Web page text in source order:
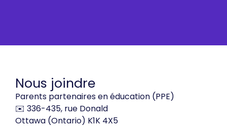
Nous joindre
Parents partenaires en éducation (PPE)
✉️ 336-435, rue Donald
Ottawa (Ontario) K1K 4X5